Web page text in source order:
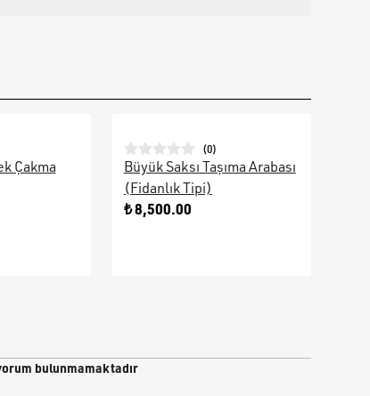
Çakma
(0)
Büyük Saksı Taşıma Arabası
(Fidanlık Tipi)
₺ 8,500.00
bulunmamaktadır